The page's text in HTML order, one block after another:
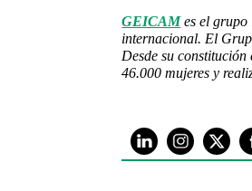
GEICAMes el grupo
internacional. El
Desde su
46.000 mujeres y